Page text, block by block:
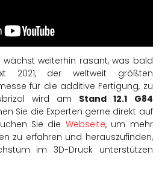
wächst weiterhin rasant, was bald
2021, der weltweit größten
für die additive Fertigung, zu
wird am Stand 12.1 G84
Sie die Experten gerne direkt auf
Sie die Webseite, um mehr
zu erfahren und herauszufinden,
im 3D-Druck unterstützen